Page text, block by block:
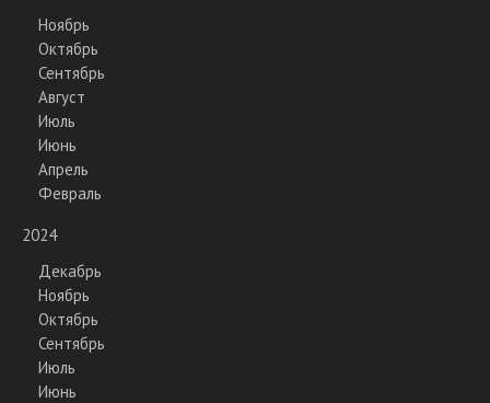
Ноябрь
Октябрь
Сентябрь
Август
Июль
Июнь
Апрель
Февраль
2024
Декабрь
Ноябрь
Октябрь
Сентябрь
Июль
Июнь